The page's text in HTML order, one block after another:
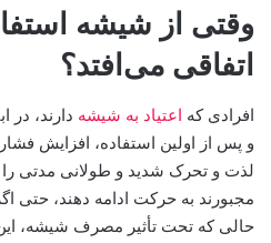
وقتی از شیشه
اتفاقی می‌افتد؟
افرادی که اعتیاد به شیشه دارند،
و پس از اولین استفاده، افزایش
لذت و تحرک شدید و طولانی مدتی را
مجبورند به حرکت ادامه دهند، حتی
حالی که تحت تأثیر مصرف شیشه، این